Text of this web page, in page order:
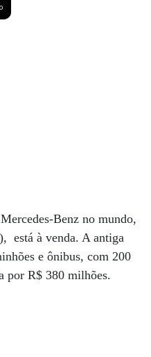
Benz no mundo,
está à venda. A antiga
e ônibus, com 200
por R$ 380 milhões.